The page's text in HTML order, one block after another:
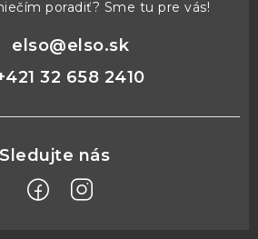
poradiť? Sme tu pre vás!
elso@elso.sk
32 658 2410